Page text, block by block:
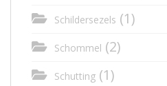
Schildersezels (1)
Schommel (2)
Schutting (1)